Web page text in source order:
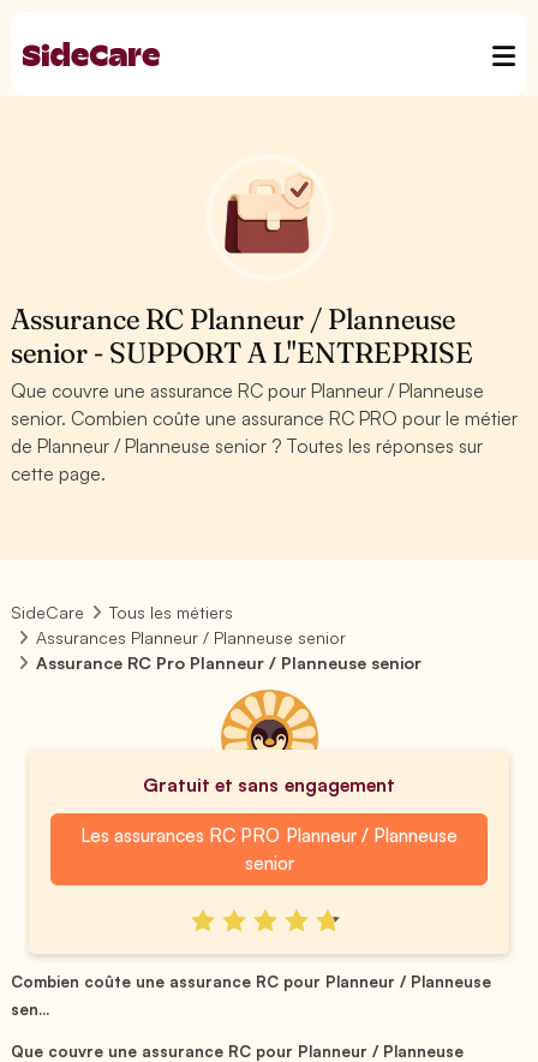
Assurance RC Planneur / Planneuse
senior - SUPPORT A L''ENTREPRISE
Que couvre une assurance RC pour Planneur / Planneuse
senior. Combien coûte une assurance RC PRO pour le métier
de Planneur / Planneuse senior ? Toutes les réponses sur
cette page.
SideCare
Tous les métiers
Assurances Planneur / Planneuse senior
Assurance RC Pro Planneur / Planneuse senior
Gratuit et sans engagement
Les assurances RC PRO Planneur / Planneuse
senior
Combien coûte une assurance RC pour Planneur / Planneuse
sen...
Que couvre une assurance RC pour Planneur / Planneuse